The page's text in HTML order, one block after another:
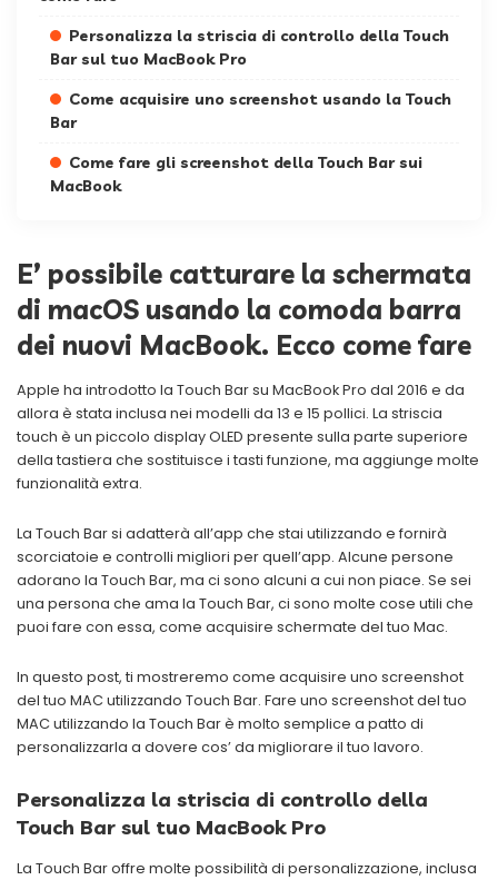
Personalizza la striscia di controllo della Touch
Bar sul tuo MacBook Pro
Come acquisire uno screenshot usando la Touch
Bar
Come fare gli screenshot della Touch Bar sui
MacBook
E’ possibile catturare la schermata
di macOS usando la comoda barra
dei nuovi MacBook. Ecco come fare
Apple ha introdotto la Touch Bar su MacBook Pro dal 2016 e da
allora è stata inclusa nei modelli da 13 e 15 pollici. La striscia
touch è un piccolo display OLED presente sulla parte superiore
della tastiera che sostituisce i tasti funzione, ma aggiunge molte
funzionalità extra.
La Touch Bar si adatterà all’app che stai utilizzando e fornirà
scorciatoie e controlli migliori per quell’app. Alcune persone
adorano la Touch Bar, ma ci sono alcuni a cui non piace. Se sei
una persona che ama la Touch Bar, ci sono molte cose utili che
puoi fare con essa, come acquisire schermate del tuo Mac.
In questo post, ti mostreremo come acquisire uno screenshot
del tuo MAC utilizzando Touch Bar. Fare uno screenshot del tuo
MAC utilizzando la Touch Bar è molto semplice a patto di
personalizzarla a dovere cos’ da migliorare il tuo lavoro.
Personalizza la striscia di controllo della
Touch Bar sul tuo MacBook Pro
La Touch Bar offre molte possibilità di personalizzazione, inclusa